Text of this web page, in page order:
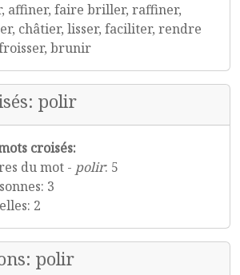
affiner, faire briller, raffiner,
châtier, lisser, faciliter, rendre
brunir
polir
croisés:
du mot - polir: 5
3
2
polir